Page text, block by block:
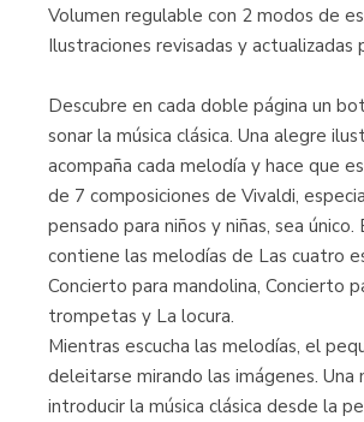
Volumen regulable con 2 modos de
Ilustraciones revisadas y actualizadas
Descubre en cada doble página un
sonar la música clásica. Una alegre
acompaña cada melodía y hace que
de 7 composiciones de Vivaldi,
pensado para niños y niñas, sea único.
contiene las melodías de Las cuatro
Concierto para mandolina, Concierto
trompetas y La locura.
Mientras escucha las melodías, el
deleitarse mirando las imágenes. Una
introducir la música clásica desde la